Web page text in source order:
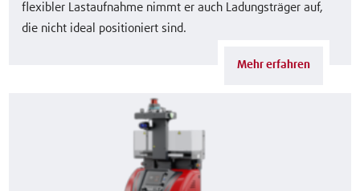
flexibler Lastaufnahme nimmt er auch Ladungsträger auf,
die nicht ideal positioniert sind.
Mehr erfahren